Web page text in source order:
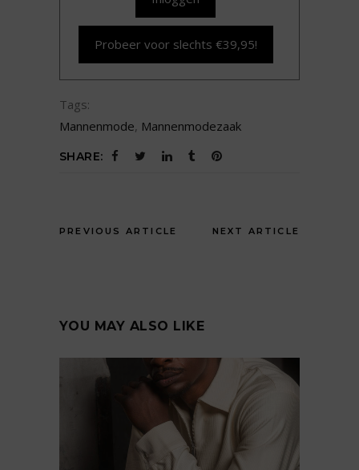
Probeer voor slechts €39,95!
Tags:
Mannenmode, Mannenmodezaak
SHARE:
PREVIOUS ARTICLE NEXT ARTICLE
YOU MAY ALSO LIKE